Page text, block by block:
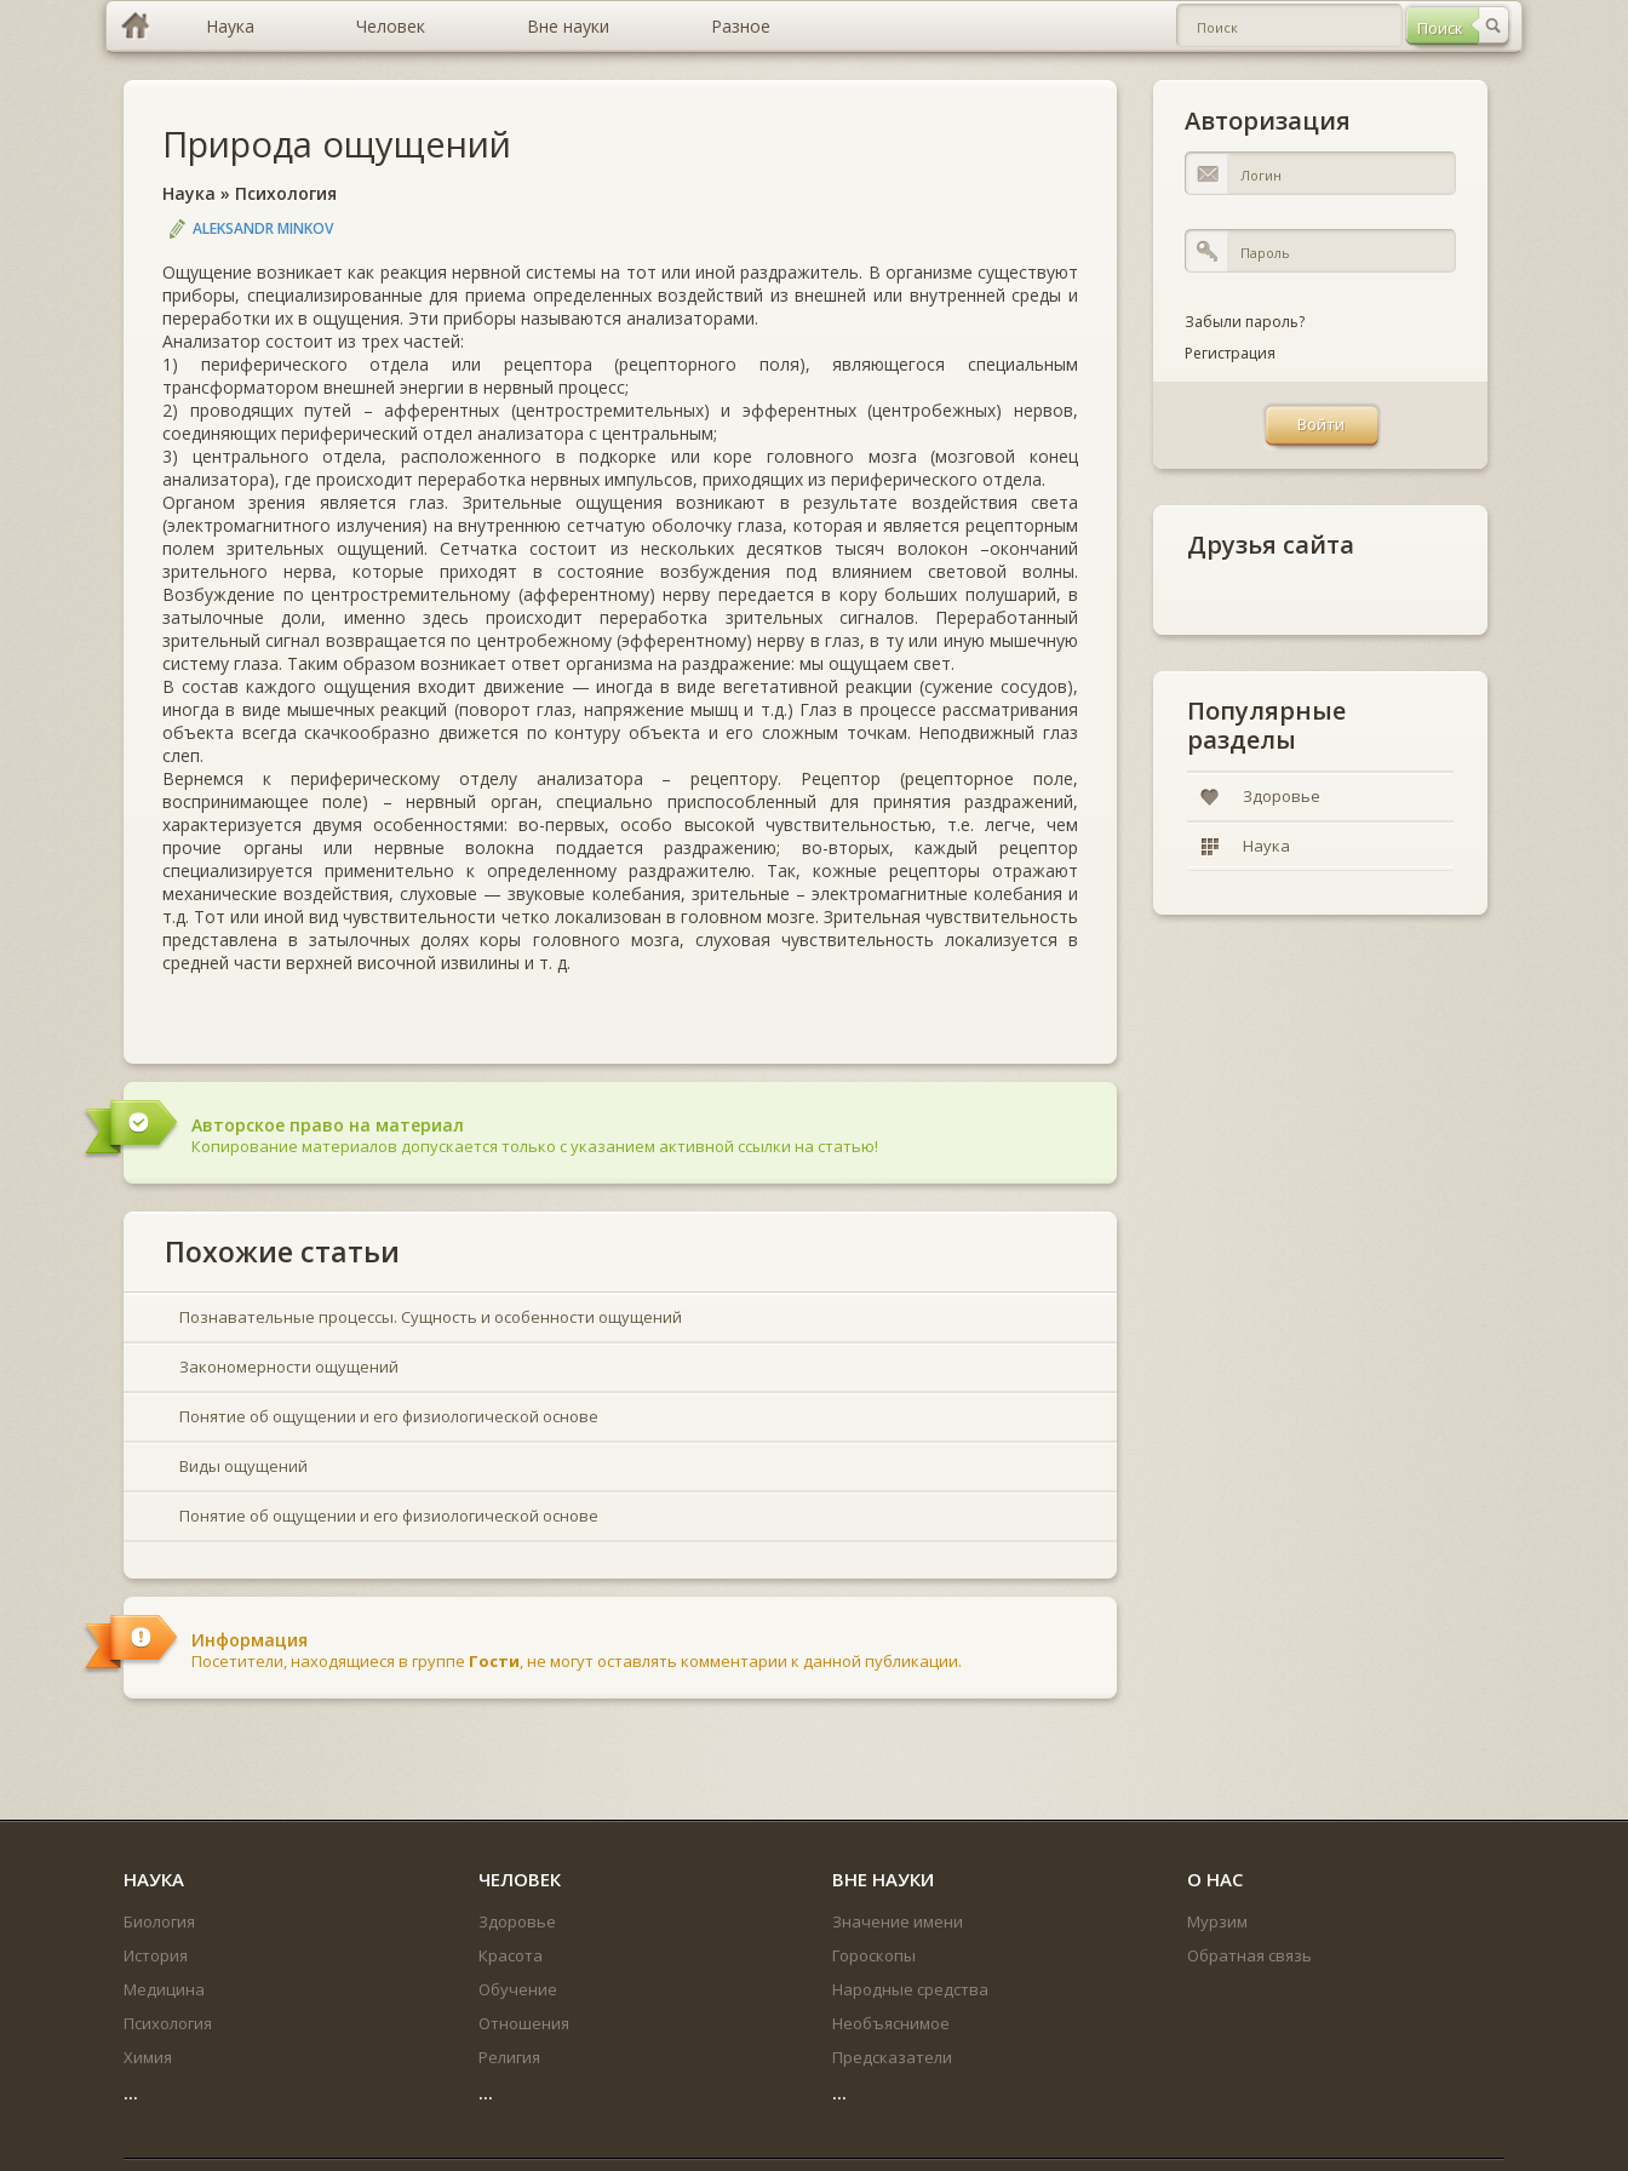
Наука Человек Вне науки Разное
Природа ощущений
Наука » Психология
ALEKSANDR MINKOV
Ощущение возникает как реакция нервной системы на тот или иной раздражитель. В организме существуют
приборы, специализированные для приема определенных воздействий из внешней или внутренней среды и
переработки их в ощущения. Эти приборы называются анализаторами.
Анализатор состоит из трех частей:
1) периферического отдела или рецептора (рецепторного поля), являющегося специальным
трансформатором внешней энергии в нервный процесс;
2) проводящих путей – афферентных (центростремительных) и эфферентных (центробежных) нервов,
соединяющих периферический отдел анализатора с центральным;
3) центрального отдела, расположенного в подкорке или коре головного мозга (мозговой конец
анализатора), где происходит переработка нервных импульсов, приходящих из периферического отдела.
Органом зрения является глаз. Зрительные ощущения возникают в результате воздействия света
(электромагнитного излучения) на внутреннюю сетчатую оболочку глаза, которая и является рецепторным
полем зрительных ощущений. Сетчатка состоит из нескольких десятков тысяч волокон –окончаний
зрительного нерва, которые приходят в состояние возбуждения под влиянием световой волны.
Возбуждение по центростремительному (афферентному) нерву передается в кору больших полушарий, в
затылочные доли, именно здесь происходит переработка зрительных сигналов. Переработанный
зрительный сигнал возвращается по центробежному (эфферентному) нерву в глаз, в ту или иную мышечную
систему глаза. Таким образом возникает ответ организма на раздражение: мы ощущаем свет.
В состав каждого ощущения входит движение — иногда в виде вегетативной реакции (сужение сосудов),
иногда в виде мышечных реакций (поворот глаз, напряжение мышц и т.д.) Глаз в процессе рассматривания
объекта всегда скачкообразно движется по контуру объекта и его сложным точкам. Неподвижный глаз
слеп.
Вернемся к периферическому отделу анализатора – рецептору. Рецептор (рецепторное поле,
воспринимающее поле) – нервный орган, специально приспособленный для принятия раздражений,
характеризуется двумя особенностями: во-первых, особо высокой чувствительностью, т.е. легче, чем
прочие органы или нервные волокна поддается раздражению; во-вторых, каждый рецептор
специализируется применительно к определенному раздражителю. Так, кожные рецепторы отражают
механические воздействия, слуховые — звуковые колебания, зрительные – электромагнитные колебания и
т.д. Тот или иной вид чувствительности четко локализован в головном мозге. Зрительная чувствительность
представлена в затылочных долях коры головного мозга, слуховая чувствительность локализуется в
средней части верхней височной извилины и т. д.
Авторское право на материал
Копирование материалов допускается только с указанием активной ссылки на статью!
Похожие статьи
Познавательные процессы. Сущность и особенности ощущений
Закономерности ощущений
Понятие об ощущении и его физиологической основе
Виды ощущений
Понятие об ощущении и его физиологической основе
Информация
Посетители, находящиеся в группе Гости, не могут оставлять комментарии к данной публикации.
Авторизация
Забыли пароль?
Регистрация
Друзья сайта
Популярные
разделы
Здоровье
Наука
НАУКА
Биология
История
Медицина
Психология
Химия
...
ЧЕЛОВЕК
Здоровье
Красота
Обучение
Отношения
Религия
...
ВНЕ НАУКИ
Значение имени
Гороскопы
Народные средства
Необъяснимое
Предсказатели
...
О НАС
Мурзим
Обратная связь